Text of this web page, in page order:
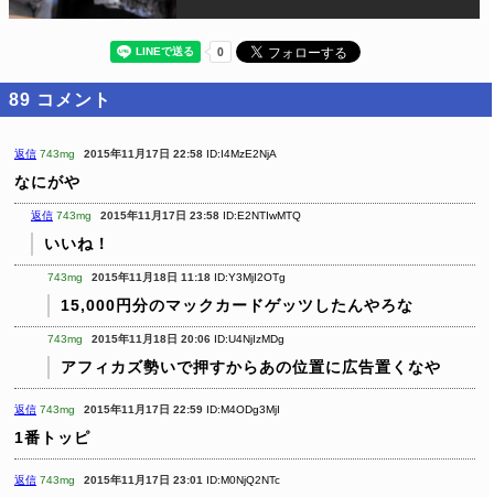
89 コメント
返信 743mg 2015年11月17日 22:58 ID:I4MzE2NjA
なにがや
返信 743mg 2015年11月17日 23:58 ID:E2NTIwMTQ
いいね！
743mg 2015年11月18日 11:18 ID:Y3MjI2OTg
15,000円分のマックカードゲッツしたんやろな
743mg 2015年11月18日 20:06 ID:U4NjIzMDg
アフィカズ勢いで押すからあの位置に広告置くなや
返信 743mg 2015年11月17日 22:59 ID:M4ODg3MjI
1番トッピ
返信 743mg 2015年11月17日 23:01 ID:M0NjQ2NTc